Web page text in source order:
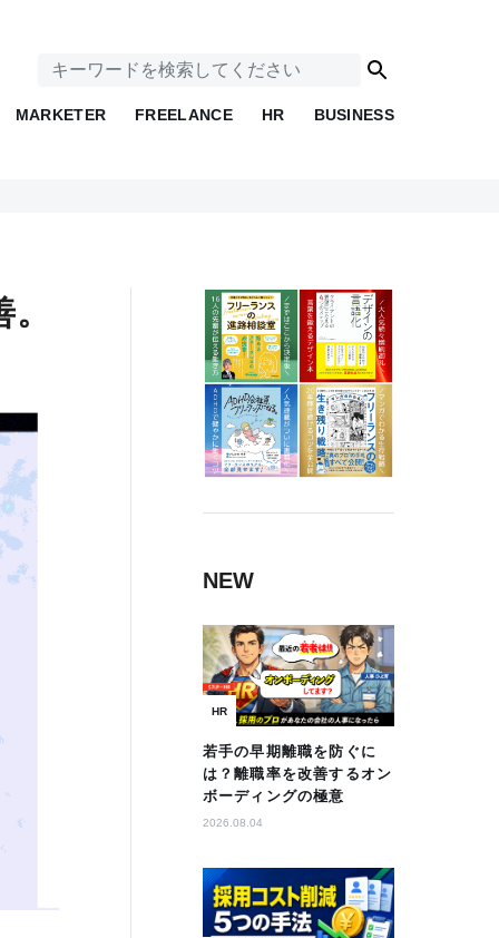
MARKETER FREELANCE HR BUSINESS
NEW
HR
若手の早期離職を防ぐに
は？離職率を改善するオン
ボーディングの極意
2026.08.04